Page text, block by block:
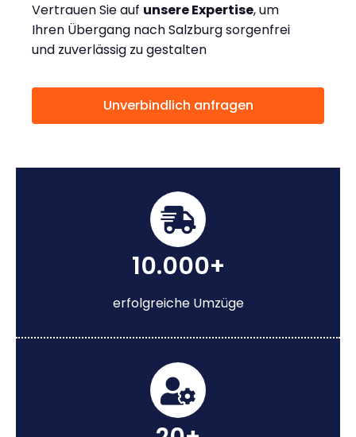
Vertrauen Sie auf unsere Expertise, um
Ihren Übergang nach Salzburg sorgenfrei
und zuverlässig zu gestalten
Unverbindlich anfragen
10.000+
erfolgreiche Umzüge